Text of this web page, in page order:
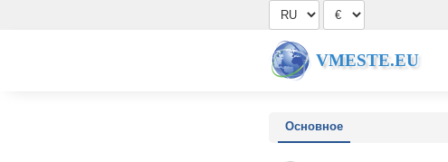
VMESTE.EU
Основное